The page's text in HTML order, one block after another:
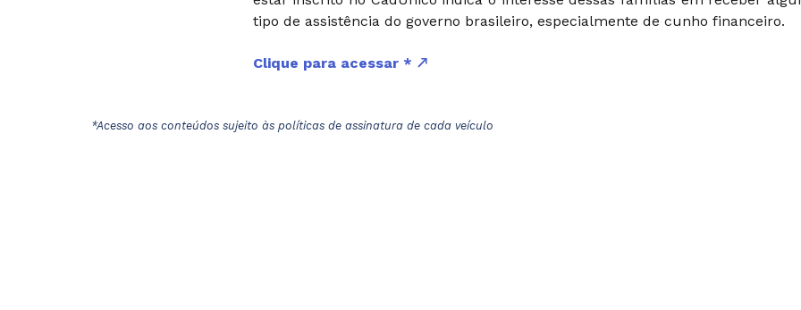
tipo de assistência do governo brasileiro, especialmente de cunho financeiro.
Clique para acessar *
*Acesso aos conteúdos sujeito às políticas de assinatura de cada veículo